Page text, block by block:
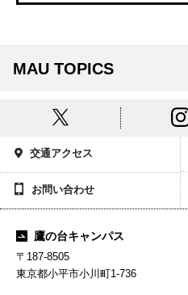
MAU TOPICS
交通アクセス
お問い合わせ
鷹の台キャンパス
〒187-8505
東京都小平市小川町1-736